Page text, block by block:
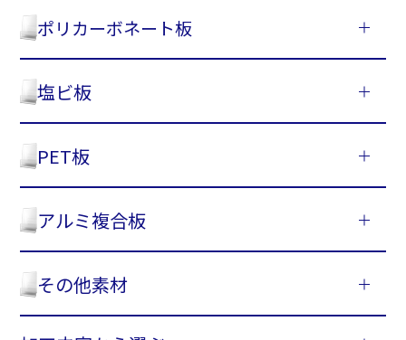
ポリカーボネート板
塩ビ板
PET板
アルミ複合板
その他素材